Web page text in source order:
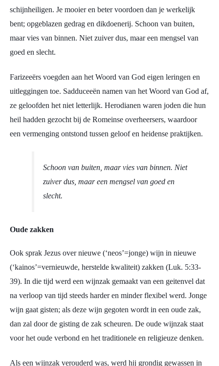
schijnheiligen. Je mooier en beter voordoen dan je werkelijk
bent; opgeblazen gedrag en dikdoenerij. Schoon van buiten,
maar vies van binnen. Niet zuiver dus, maar een mengsel van
goed en slecht.
Farizeeërs voegden aan het Woord van God eigen leringen en
uitleggingen toe. Sadduceeën namen van het Woord van God af,
ze geloofden het niet letterlijk. Herodianen waren joden die hun
heil hadden gezocht bij de Romeinse overheersers, waardoor
een vermenging ontstond tussen geloof en heidense praktijken.
Schoon van buiten, maar vies van binnen. Niet
zuiver dus, maar een mengsel van goed en
slecht.
Oude zakken
Ook sprak Jezus over nieuwe (‘neos’=jonge) wijn in nieuwe
(‘kainos’=vernieuwde, herstelde kwaliteit) zakken (Luk. 5:33-
39). In die tijd werd een wijnzak gemaakt van een geitenvel dat
na verloop van tijd steeds harder en minder flexibel werd. Jonge
wijn gaat gisten; als deze wijn gegoten wordt in een oude zak,
dan zal door de gisting de zak scheuren. De oude wijnzak staat
voor het oude verbond en het traditionele en religieuze denken.
Als een wijnzak verouderd was, werd hij grondig gewassen in